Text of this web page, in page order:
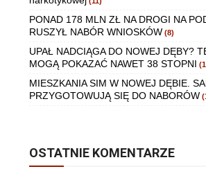
PONAD 178 MLN ZŁ NA DROGI NA
RUSZYŁ NABÓR WNIOSKÓW (8)
UPAŁ NADCIĄGA DO NOWEJ DĘBY?
MOGĄ POKAZAĆ NAWET 38 STOPNI
MIESZKANIA SIM W NOWEJ DĘBIE.
PRZYGOTOWUJĄ SIĘ DO NABORÓW
OSTATNIE KOMENTARZE